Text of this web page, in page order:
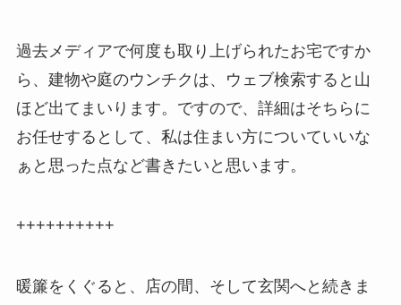
過去メディアで何度も取り上げられたお宅ですか
ら、建物や庭のウンチクは、ウェブ検索すると山
ほど出てまいります。ですので、詳細はそちらに
お任せするとして、私は住まい方についていいな
ぁと思った点など書きたいと思います。
++++++++++
暖簾をくぐると、店の間、そして玄関へと続きま